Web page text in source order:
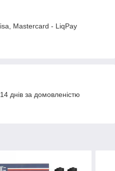
Mastercard - LiqPay
днів за домовленістю